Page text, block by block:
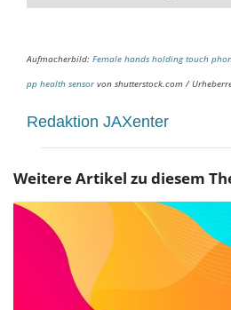
Aufmacherbild: Female hands holding touch
pp health sensorvon shutterstock.com /
Redaktion JAXenter
Weitere Artikel zu diesem